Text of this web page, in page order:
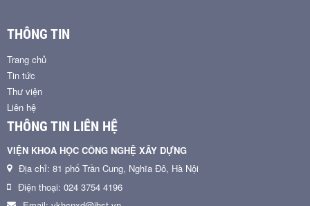
THÔNG TIN
Trang chủ
Tin tức
Thư viện
Liên hệ
THÔNG TIN LIÊN HỆ
VIỆN KHOA HỌC CÔNG NGHỆ XÂY DỰNG
Địa chỉ: 81 phố Trần Cung, Nghĩa Đô, Hà Nội
Điện thoại: 024 3754 4196